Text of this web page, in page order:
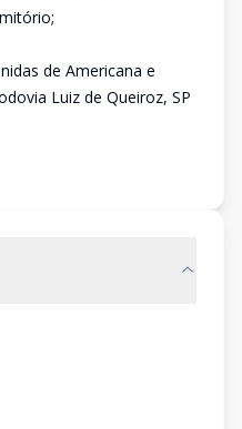
de Americana e
Luiz de Queiroz, SP